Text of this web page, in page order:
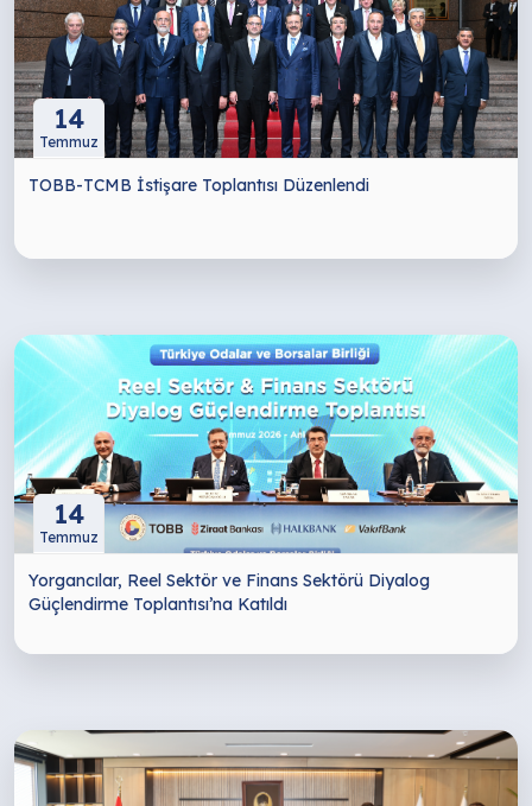
14
Temmuz
TOBB-TCMB İstişare Toplantısı Düzenlendi
14
Temmuz
Yorgancılar, Reel Sektör ve Finans Sektörü Diyalog
Güçlendirme Toplantısı’na Katıldı